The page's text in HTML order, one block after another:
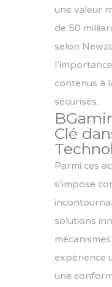
une valeur
de 50
selon
contenus à
sécurisés.
Clé
Parmi ces
s’impose
solutions
expérience
une